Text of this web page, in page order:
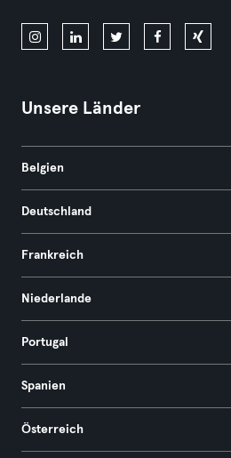
Unsere Länder
Belgien
Deutschland
Frankreich
Niederlande
Portugal
Spanien
Österreich